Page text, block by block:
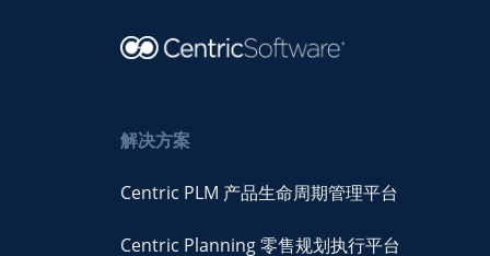
解决方案
Centric PLM 产品生命周期管理平台
Centric Planning 零售规划执行平台